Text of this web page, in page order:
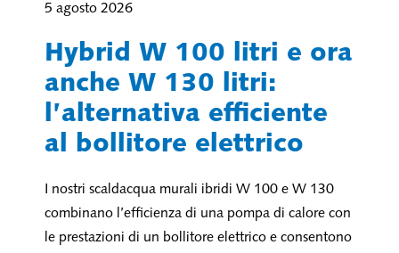
5 agosto 2026
Hybrid W 100 litri e ora
anche W 130 litri:
l’alternativa efficiente
al bollitore elettrico
I nostri scaldacqua murali ibridi W 100 e W 130
combinano l’efficienza di una pompa di calore con
le prestazioni di un bollitore elettrico e consentono